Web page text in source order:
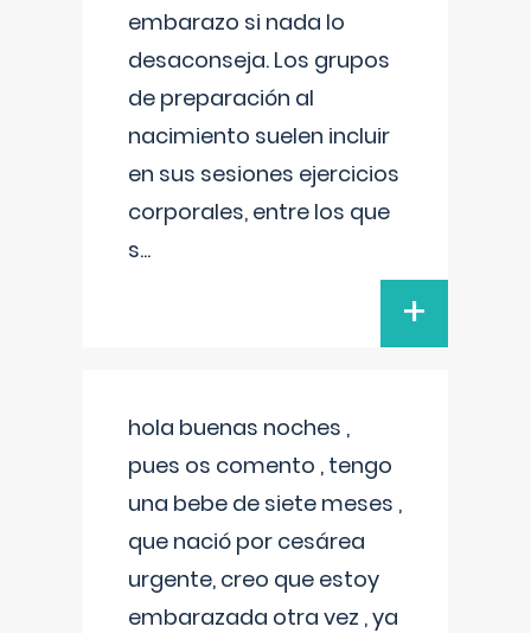
embarazo si nada lo
desaconseja. Los grupos
de preparación al
nacimiento suelen incluir
en sus sesiones ejercicios
corporales, entre los que
s...
+
hola buenas noches ,
pues os comento , tengo
una bebe de siete meses ,
que nació por cesárea
urgente, creo que estoy
embarazada otra vez , ya